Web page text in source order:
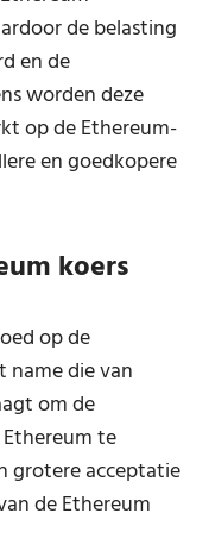
de belasting
en de
worden deze
op de Ethereum-
en goedkopere
koers
op de
die van
om de
te
grotere acceptatie
de Ethereum